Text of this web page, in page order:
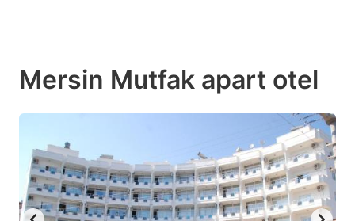
Mersin Mutfak apart otel